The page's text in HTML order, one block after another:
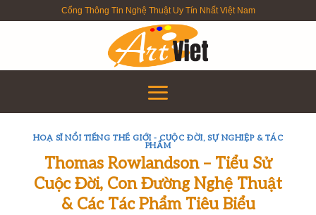
to
Cổng Thông Tin Nghệ Thuật Uy Tín Nhất Việt Nam
HOẠ SĨ NỔI TIẾNG THẾ GIỚI - CUỘC ĐỜI, SỰ NGHIỆP & TÁC
PHẨM
Thomas Rowlandson – Tiểu Sử
Cuộc Đời, Con Đường Nghệ Thuật
& Các Tác Phẩm Tiêu Biểu